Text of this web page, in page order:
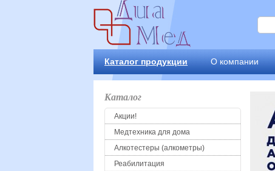
Каталог продукции О компании
Каталог
Акции!
Медтехника для дома
Алкотестеры (алкометры)
Реабилитация